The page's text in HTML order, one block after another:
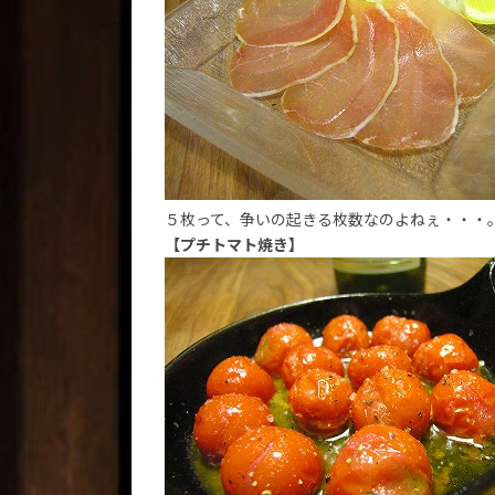
５枚って、争いの起きる枚数なのよねぇ・・・
【プチトマト焼き】